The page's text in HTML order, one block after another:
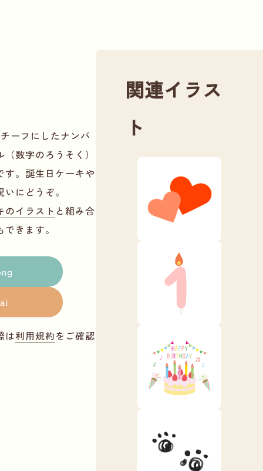
ーフにしたナンバ
数字のろうそく）
す。誕生日ケーキや
にどうぞ。
のイラスト と組み合
きます。
ai
は利用規約をご確認
関連イラス
ト